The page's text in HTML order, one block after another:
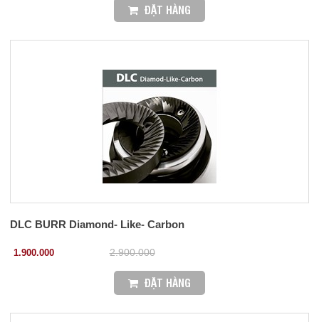
ĐẶT HÀNG
DLC BURR Diamond- Like- Carbon
1.900.000 2.900.000
ĐẶT HÀNG